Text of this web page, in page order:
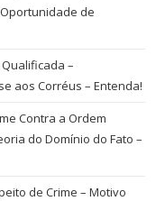
de
Qualificada –
aos Corréus – Entenda!
Contra a Ordem
do Domínio do Fato –
de Crime – Motivo